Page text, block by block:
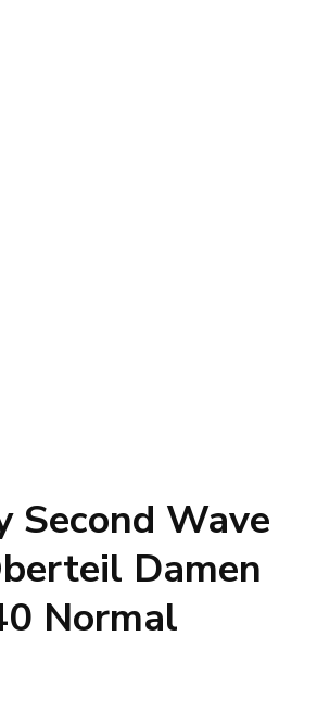
Second Wave
Damen
Normal